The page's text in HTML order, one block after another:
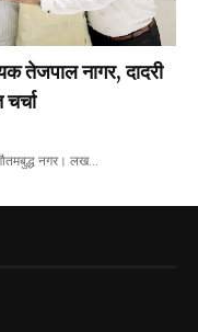
तेजपाल नागर, दादरी
नगर। लख…